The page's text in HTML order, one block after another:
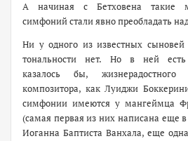
А начиная с Бетховена такие
симфоний стали явно преобладать
Ни у одного из известных
тональности нет. Но в ней
казалось бы, жизнерадостного
композитора, как Луиджи
симфонии имеются у мангеймца
(самая первая из них написана еще
Иоганна Баптиста Ванхала, еще